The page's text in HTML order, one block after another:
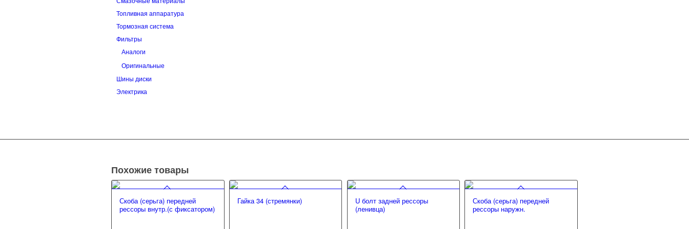
Топливная аппаратура
Тормозная система
Фильтры
Аналоги
Оригинальные
Шины диски
Электрика
Похожие товары
Скоба (серьга) передней
рессоры внутр.(с фиксатором)
Гайка 34 (стремянки)
U болт задней рессоры
(ленивца)
Скоба (серьга) передней
рессоры наружн.